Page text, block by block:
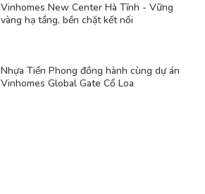
Vinhomes New Center Hà Tĩnh - Vững
vàng hạ tầng, bền chặt kết nối
Nhựa Tiền Phong đồng hành cùng dự án
Vinhomes Global Gate Cổ Loa